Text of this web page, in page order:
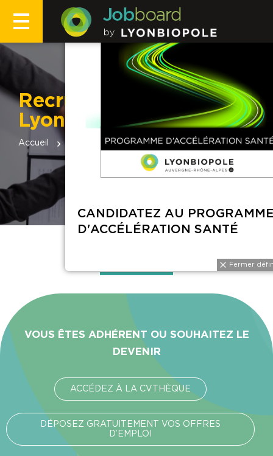
Recruteur adhérent de
Lyonbiopôle
Accueil Recruteur adhérent de Lyonbiopôle
VOUS ÊTES ADHÉRENT OU SOUHAITEZ LE
DEVENIR
ACCÉDEZ À LA CVTHÈQUE
DÉPOSEZ GRATUITEMENT VOS OFFRES
D’EMPLOI